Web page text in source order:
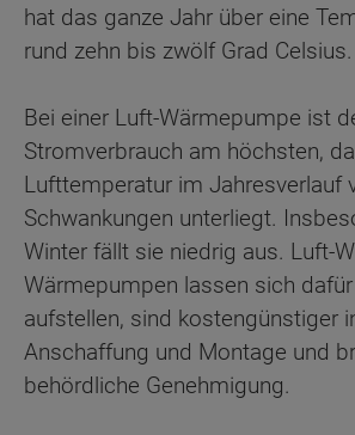
hat das ganze Jahr über eine
rund zehn bis zwölf Grad Celsius.
Bei einer Luft-Wärmepumpe ist
Stromverbrauch am höchsten,
Lufttemperatur im Jahresverlauf
Schwankungen unterliegt.
Winter fällt sie niedrig aus. Luft-
Wärmepumpen lassen sich
aufstellen, sind kostengünstiger
Anschaffung und Montage und
behördliche Genehmigung.